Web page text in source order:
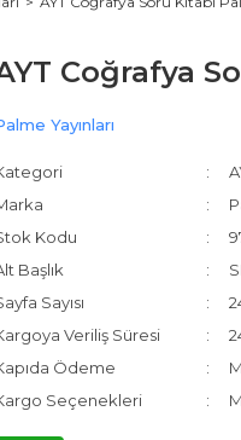
Coğrafya
Yayınları
Kodu
Başlık
Sayısı
Veriliş Süresi
Ödeme
Seçenekleri